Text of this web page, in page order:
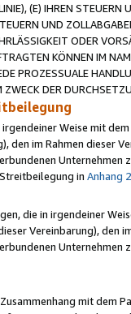
(E) IHREN
UND
ODER
KÖNNEN IM
PROZESSUALE
DER
Weise mit
den im Rahmen dieser
in Anhang 2
die in irgendeiner
Vereinbarung), den
mit dem